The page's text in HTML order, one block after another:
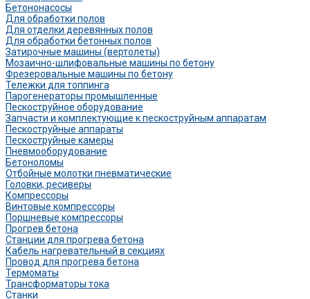
Бетононасосы
Для обработки полов
Для отделки деревянных полов
Для обработки бетонных полов
Затирочные машины (вертолеты)
Мозаично-шлифовальные машины по бетону
Фрезеровальные машины по бетону
Тележки для топпинга
Парогенераторы промышленные
Пескоструйное оборудование
Запчасти и комплектующие к пескоструйным аппаратам
Пескоструйные аппараты
Пескоструйные камеры
Пневмооборудование
Бетоноломы
Отбойные молотки пневматические
Головки, ресиверы
Компрессоры
Винтовые компрессоры
Поршневые компрессоры
Прогрев бетона
Станции для прогрева бетона
Кабель нагревательный в секциях
Провод для прогрева бетона
Термоматы
Трансформаторы тока
Станки